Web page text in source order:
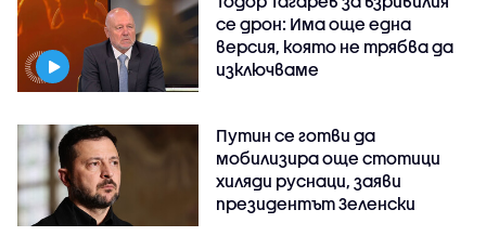
се дрон: Има още една
версия, която не трябва да
изключваме
Путин се готви да
мобилизира още стотици
хиляди руснаци, заяви
президентът Зеленски